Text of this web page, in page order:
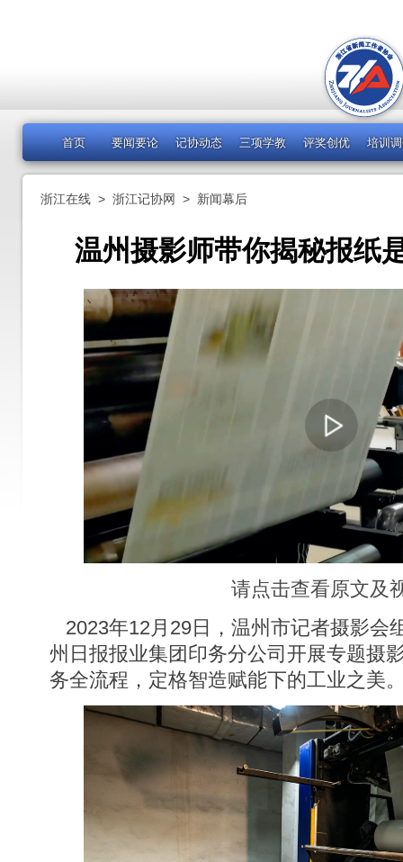
首页 要闻要论 记协动态 三项学教 评奖创优 培训
浙江在线 > 浙江记协网 > 新闻幕后
温州摄影师带你揭秘报纸
请点击查看原文及
2023年12月29日，温州市记者摄影会
州日报报业集团印务分公司开展专题摄
务全流程，定格智造赋能下的工业之美